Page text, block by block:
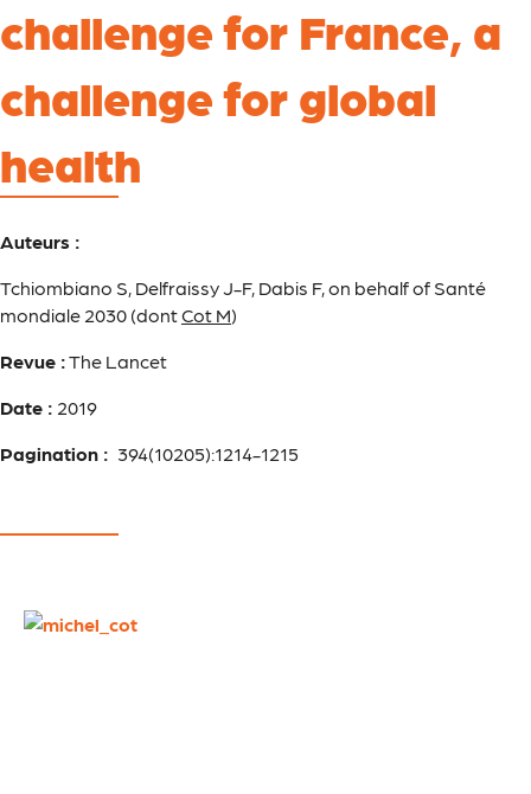
challenge for France, a
challenge for global
health
Auteurs :
Tchiombiano S, Delfraissy J-F, Dabis F, on behalf of Santé
mondiale 2030 (dontCot M)
Revue :The Lancet
Date : 2019
Pagination : 394(10205):1214-1215